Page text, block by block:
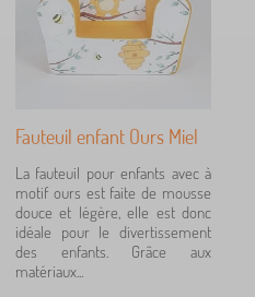
Fauteuil enfant Ours Miel
La fauteuil pour enfants avec à
motif ours est faite de mousse
douce et légère, elle est donc
idéale pour le divertissement
des enfants. Grâce aux
matériaux...